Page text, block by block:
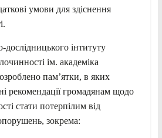
умови для здіснення
інтитуту
ім. академіка
пам’ятки, в яких
рекомендації громадянам щодо
стати потерпілим від
зокрема: